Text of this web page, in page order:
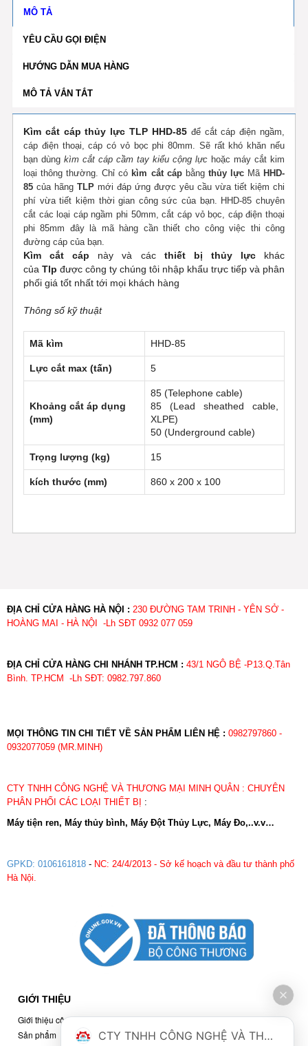
MÔ TẢ
YÊU CẦU GỌI ĐIỆN
HƯỚNG DẪN MUA HÀNG
MÔ TẢ VẮN TẮT
Kìm cắt cáp thủy lực TLP HHD-85để cắt cáp điện ngầm,
cáp điện thoại, cáp có vỏ bọc phi 80mm. Sẽ rất khó khăn nếu
bạn dùng kìm cắt cáp cầm tay kiểu cộng lực hoặc máy cắt kim
loại thông thường. Chỉ có kìm cắt cápbằng thủy lựcMã HHD-
85 của hãng TLP mới đáp ứng được yêu cầu vừa tiết kiệm chi
phí vừa tiết kiệm thời gian công sức của bạn. HHD-85 chuyên
cắt các loại cáp ngầm phi 50mm, cắt cáp vỏ bọc, cáp điện thoại
phi 85mm đây là mã hàng cần thiết cho công việc thi công
đường cáp của bạn.
Kìm cắt cáp này và các thiết bị thủy lựckhác
của Tlp được công ty chúng tôi nhập khẩu trực tiếp và phân
phối giá tốt nhất tới mọi khách hàng
Thông số kỹ thuật
Mã kìm HHD-85
Lực cắt max (tấn) 5
Khoảng cắt áp dụng
(mm)
85 (Telephone cable)
85 (Lead sheathed cable,
XLPE)
50 (Underground cable)
Trọng lượng (kg) 15
kích thước (mm) 860 x 200 x 100
ĐỊA CHỈ CỬA HÀNG HÀ NỘI : 230 ĐƯỜNG TAM TRINH - YÊN SỞ -
HOÀNG MAI - HÀ NỘI -Lh SĐT 0932 077 059
ĐỊA CHỈ CỬA HÀNG CHI NHÁNH TP.HCM : 43/1 NGÔ BỆ -P13.Q.Tân
Bình. TP.HCM -Lh SĐT: 0982.797.860
MỌI THÔNG TIN CHI TIẾT VỀ SẢN PHẨM LIÊN HỆ : 0982797860 -
0932077059 (MR.MINH)
CTY TNHH CÔNG NGHỆ VÀ THƯƠNG MẠI MINH QUÂN : CHUYÊN
PHÂN PHỐI CÁC LOẠI THIẾT BỊ
:
Máy tiện ren, Máy thủy bình, Máy Đột Thủy Lực, Máy Đo,..v.v…
GPKD: 0106161818 - NC: 24/4/2013 - Sở kế hoạch và đầu tư thành phố
Hà Nội.
GIỚI THIỆU
Giới thiệu công ty
Sản phẩm
CTY TNHH CÔNG NGHỆ VÀ THƯƠNG MẠI MINH QUÂN